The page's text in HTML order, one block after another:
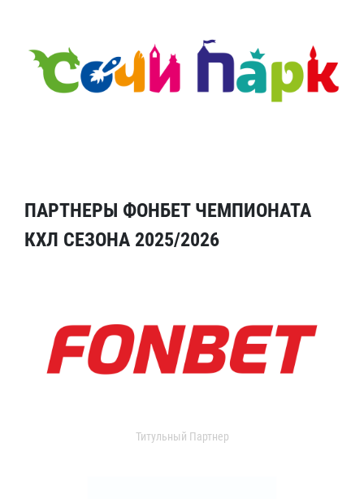
ПАРТНЕРЫ ФОНБЕТ ЧЕМПИОНАТА
КХЛ СЕЗОНА 2025/2026
Титульный Партнер